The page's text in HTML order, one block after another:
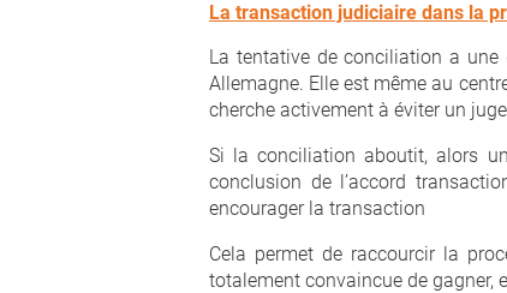
La transaction judiciaire dans la
La tentative de conciliation a
Allemagne. Elle est même au
cherche activement à éviter un
Si la conciliation aboutit, alors
conclusion de l’accord
encourager la transaction
Cela permet de raccourcir la
totalement convaincue de gagner,